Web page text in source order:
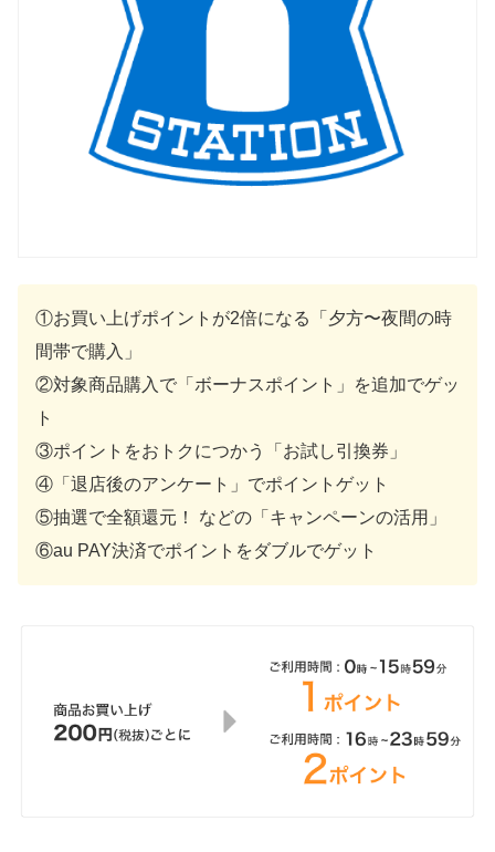
①お買い上げポイントが2倍になる「夕方〜夜間の時
間帯で購入」
②対象商品購入で「ボーナスポイント」を追加でゲッ
ト
③ポイントをおトクにつかう「お試し引換券」
④「退店後のアンケート」でポイントゲット
⑤抽選で全額還元！ などの「キャンペーンの活用」
⑥au PAY決済でポイントをダブルでゲット